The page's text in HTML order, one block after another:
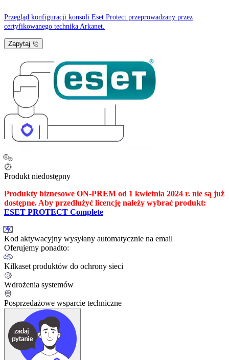
Przegląd konfiguracji konsoli Eset Protect przeprowadzany przez
certyfikowanego technika Arkanet.
Zapytaj
Produkt niedostępny
Produkty biznesowe ON-PREM od 1 kwietnia 2024 r. nie są już
dostępne. Aby przedłużyć licencję należy wybrać produkt:
ESET PROTECT Complete
Kod aktywacyjny wysyłany automatycznie na email
Oferujemy ponadto:
Kilkaset produktów do ochrony sieci
Wdrożenia systemów
Posprzedażowe wsparcie techniczne